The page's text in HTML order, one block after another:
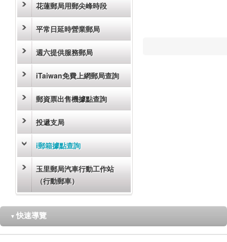
花蓮郵局用郵尖峰時段
平常日延時營業郵局
週六提供服務郵局
iTaiwan免費上網郵局查詢
郵資票出售機據點查詢
投遞支局
i郵箱據點查詢
玉里郵局汽車行動工作站
（行動郵車）
▼ 快速導覽